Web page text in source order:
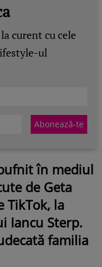
curent cu cele
ul
în mediul
de Geta
TikTok, la
Iancu Sterp.
familia